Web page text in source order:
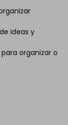
ideas y
organizar o